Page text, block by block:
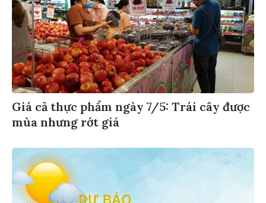
Giá cả thực phẩm ngày 7/5: Trái cây được
mùa nhưng rớt giá